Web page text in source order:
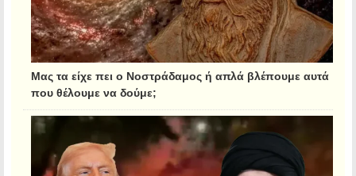
Μας τα είχε πει ο Νοστράδαμος ή απλά βλέπουμε αυτά
που θέλουμε να δούμε;